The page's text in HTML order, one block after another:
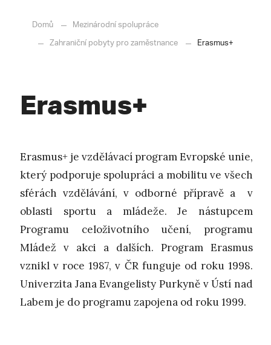
Domů
Mezinárodní spolupráce
Zahraniční pobyty pro zaměstnance
Erasmus+
Erasmus+
Erasmus+ je vzdělávací program Evropské unie,
který podporuje spolupráci a mobilitu ve všech
sférách vzdělávání, v odborné přípravě a v
oblasti sportu a mládeže. Je nástupcem
Programu celoživotního učení, programu
Mládež v akci a dalších. Program Erasmus
vznikl v roce 1987, v ČR funguje od roku 1998.
Univerzita Jana Evangelisty Purkyně v Ústí nad
Labem je do programu zapojena od roku 1999.